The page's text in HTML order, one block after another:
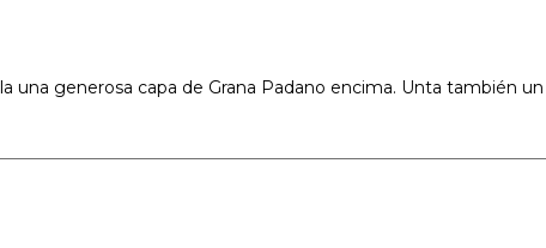
una generosa capa de Grana Padano encima. Unta también